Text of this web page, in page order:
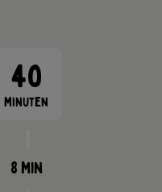
40
Minuten
8 Min